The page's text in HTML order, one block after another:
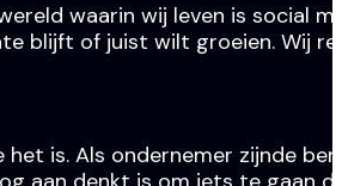
waarin wij leven is social
blijft of juist wilt groeien. Wij
het is. Als ondernemer zijnde